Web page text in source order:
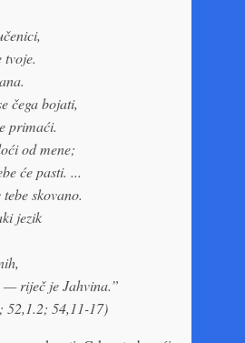
tvoje.
čega bojati,
primaći.
od mene;
će pasti. ...
skovano.
jezik
— riječ je Jahvina.”
52,1.2; 54,11-17)